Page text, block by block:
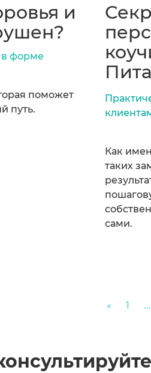
и
в форме
поможет
путь.
Как
таких
сами.
«Previous
1 ...